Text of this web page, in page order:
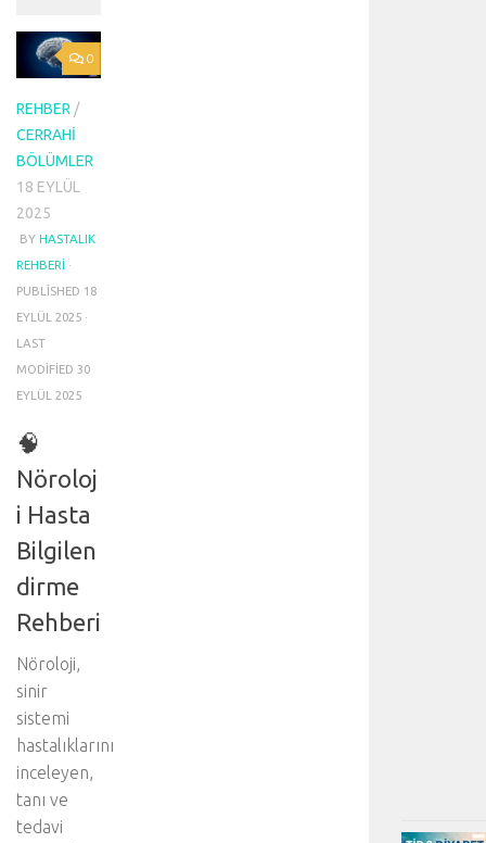
0
REHBER /
CERRAHI
BÖLÜMLER
18 EYLÜL
2025
BY HASTALIK
REHBERI ·
PUBLISHED 18
EYLÜL 2025 ·
LAST
MODIFIED 30
EYLÜL 2025
🧠
Nöroloj
i Hasta
Bilgilen
dirme
Rehberi
Nöroloji,
sinir
sistemi
hastalıklarını
inceleyen,
tanı ve
tedavi